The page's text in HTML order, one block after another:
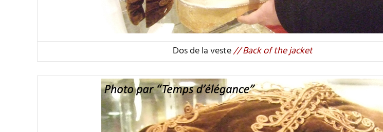
Dos de la veste// Back of the jacket